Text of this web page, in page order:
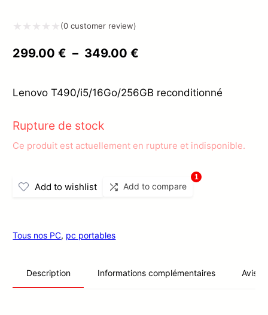
0
5
(0 customer review)
299.00€ – 349.00€
prix :
349.00 €
Lenovo T490/i5/16Go/256GB reconditionné
Rupture de stock
Ce produit est actuellement en rupture et indisponible.
Add to wishlist Add to compare
1
Tous nos PC, pc portables
Description Informations complémentaires Avis